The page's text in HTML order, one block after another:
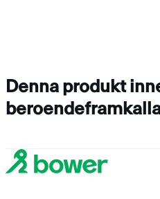
Denna produkt